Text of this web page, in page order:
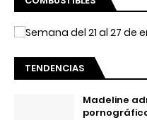
TENDENCIAS
Madeline